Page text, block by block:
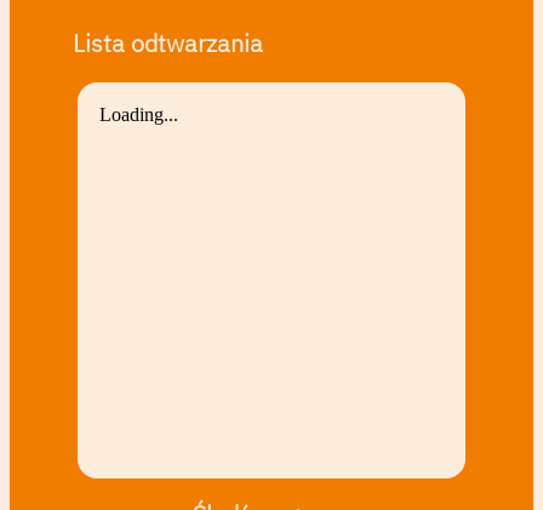
Lista odtwarzania